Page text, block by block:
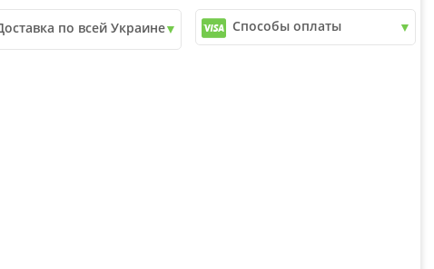
по всей Украине Способы оплаты